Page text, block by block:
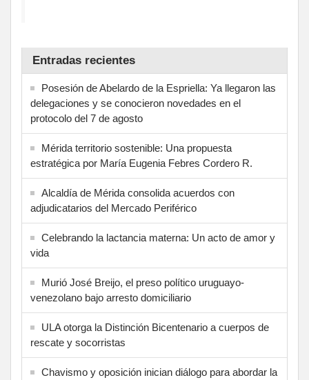
Entradas recientes
Posesión de Abelardo de la Espriella: Ya llegaron las
delegaciones y se conocieron novedades en el
protocolo del 7 de agosto
Mérida territorio sostenible: Una propuesta
estratégica por María Eugenia Febres Cordero R.
Alcaldía de Mérida consolida acuerdos con
adjudicatarios del Mercado Periférico
Celebrando la lactancia materna: Un acto de amor y
vida
Murió José Breijo, el preso político uruguayo-
venezolano bajo arresto domiciliario
ULA otorga la Distinción Bicentenario a cuerpos de
rescate y socorristas
Chavismo y oposición inician diálogo para abordar la